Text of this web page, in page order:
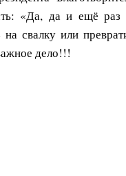
«Да, да и ещё
на свалку или
дело!!!